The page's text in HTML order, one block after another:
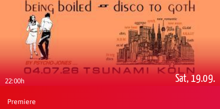
22:00h Sat, 19.09.
Premiere